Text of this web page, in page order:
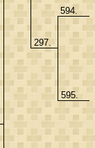
297.
594.
595.